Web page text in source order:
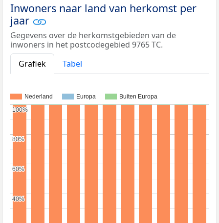
Inwoners naar land van herkomst per
jaar
Gegevens over de herkomstgebieden van de
inwoners in het postcodegebied 9765 TC.
Grafiek
Tabel
Nederland Europa Buiten Europa
40%
40%
60%
60%
80%
80%
100%
100%